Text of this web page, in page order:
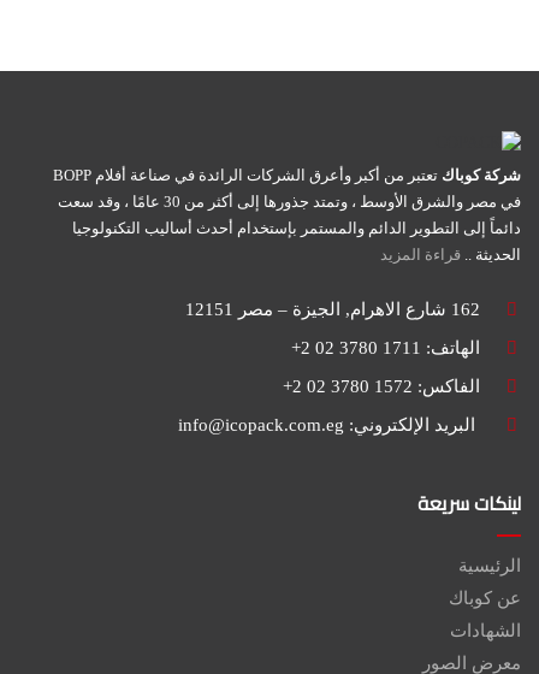
شركة كوباك
تعتبر من أكبر وأعرق الشركات الرائدة في صناعة أفلام BOPP
في مصر والشرق الأوسط ، وتمتد جذورها إلى أكثر من 30 عامًا ، وقد سعت
دائماً إلى التطوير الدائم والمستمر بإستخدام أحدث أساليب التكنولوجيا
الحديثة .. قراءة المزيد
162 شارع الاهرام, الجيزة – مصر 12151
الهاتف: 1711 3780 02 2+
الفاكس: 1572 3780 02 2+
البريد الإلكتروني: info@icopack.com.eg
لينكات سريعة
الرئيسية
عن كوباك
الشهادات
معرض الصور